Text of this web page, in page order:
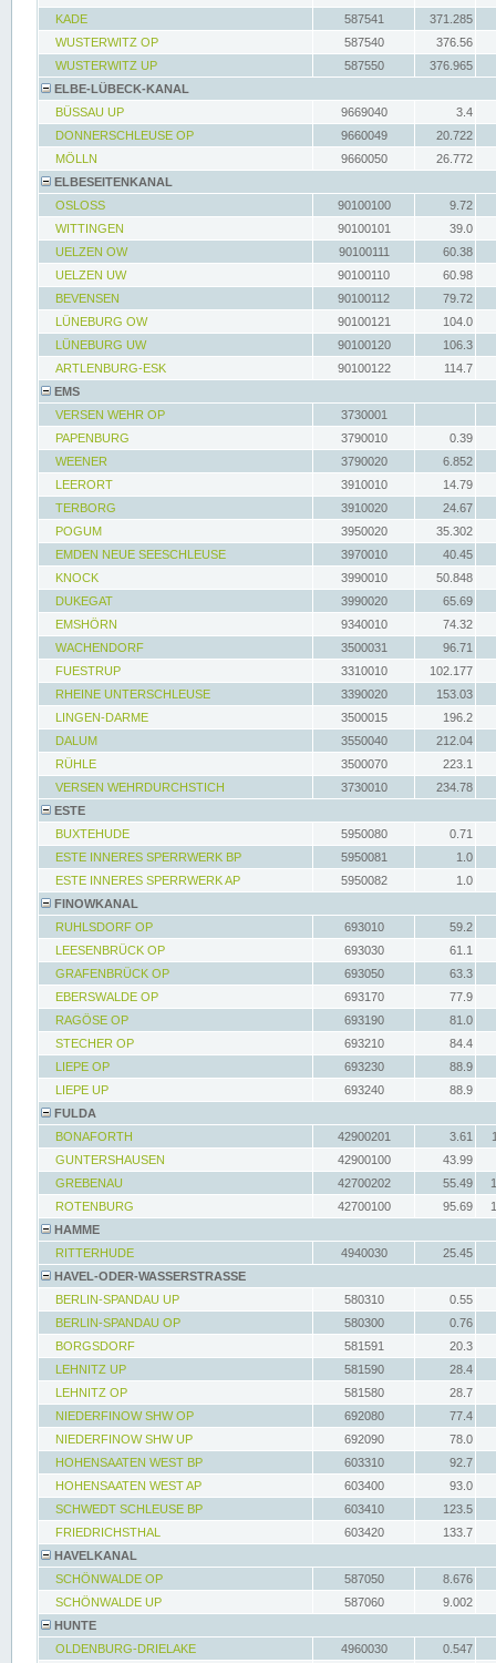
KADE
587541
371.285
WUSTERWITZ OP
587540
376.56
WUSTERWITZ UP
587550
376.965
ELBE-LÜBECK-KANAL
BÜSSAU UP
9669040
3.4
DONNERSCHLEUSE OP
9660049
20.722
MÖLLN
9660050
26.772
ELBESEITENKANAL
OSLOSS
90100100
9.72
WITTINGEN
90100101
39.0
UELZEN OW
90100111
60.38
UELZEN UW
90100110
60.98
BEVENSEN
90100112
79.72
LÜNEBURG OW
90100121
104.0
LÜNEBURG UW
90100120
106.3
ARTLENBURG-ESK
90100122
114.7
EMS
VERSEN WEHR OP
3730001
PAPENBURG
3790010
0.39
WEENER
3790020
6.852
LEERORT
3910010
14.79
TERBORG
3910020
24.67
POGUM
3950020
35.302
EMDEN NEUE SEESCHLEUSE
3970010
40.45
KNOCK
3990010
50.848
DUKEGAT
3990020
65.69
EMSHÖRN
9340010
74.32
WACHENDORF
3500031
96.71
FUESTRUP
3310010
102.177
RHEINE UNTERSCHLEUSE
3390020
153.03
LINGEN-DARME
3500015
196.2
DALUM
3550040
212.04
RÜHLE
3500070
223.1
VERSEN WEHRDURCHSTICH
3730010
234.78
ESTE
BUXTEHUDE
5950080
0.71
ESTE INNERES SPERRWERK BP
5950081
1.0
ESTE INNERES SPERRWERK AP
5950082
1.0
FINOWKANAL
RUHLSDORF OP
693010
59.2
LEESENBRÜCK OP
693030
61.1
GRAFENBRÜCK OP
693050
63.3
EBERSWALDE OP
693170
77.9
RAGÖSE OP
693190
81.0
STECHER OP
693210
84.4
LIEPE OP
693230
88.9
LIEPE UP
693240
88.9
FULDA
BONAFORTH
42900201 3.61
GUNTERSHAUSEN
42900100
43.99
GREBENAU
42700202 55.49
ROTENBURG
42700100 95.69
HAMME
RITTERHUDE
4940030
25.45
HAVEL-ODER-WASSERSTRASSE
BERLIN-SPANDAU UP
580310
0.55
BERLIN-SPANDAU OP
580300
0.76
BORGSDORF
581591
20.3
LEHNITZ UP
581590
28.4
LEHNITZ OP
581580
28.7
NIEDERFINOW SHW OP
692080
77.4
NIEDERFINOW SHW UP
692090
78.0
HOHENSAATEN WEST BP
603310
92.7
HOHENSAATEN WEST AP
603400
93.0
SCHWEDT SCHLEUSE BP
603410
123.5
FRIEDRICHSTHAL
603420
133.7
HAVELKANAL
SCHÖNWALDE OP
587050
8.676
SCHÖNWALDE UP
587060
9.002
HUNTE
OLDENBURG-DRIELAKE
4960030
0.547